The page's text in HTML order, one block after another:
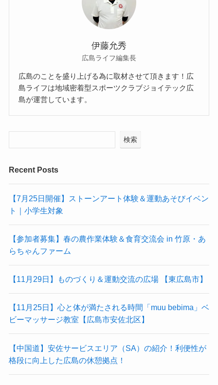
伊藤允秀
広島ライフ編集長
広島のことを盛り上げる為に取材させて頂きます！広
島ライフは地域密着型スポーツクラブジョイテック広
島が運営しています。
検索
Recent Posts
【7月25日開催】ストーンアート体験＆運動あそびイベン
ト｜小学生対象
【参加者募集】春の農作業体験＆食育交流会 in 竹原・あ
らちゃんファーム
【11月29日】ものづくり＆運動交流の広場 【東広島市】
【11月25日】心と体が満たされる時間「muu bebima」ベ
ビーマッサージ教室【広島市安佐北区】
【中国道】安佐サービスエリア（SA）の紹介！利便性が
格段に向上した広島の休憩拠点！